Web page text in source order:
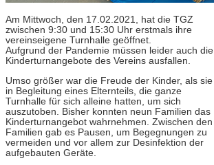
Am Mittwoch, den 17.02.2021, hat die TGZ
zwischen 9:30 und 15:30 Uhr erstmals ihre
vereinseigene Turnhalle geöffnet.
Aufgrund der Pandemie müssen leider auch die
Kinderturnangebote des Vereins ausfallen.
Umso größer war die Freude der Kinder, als sie
in Begleitung eines Elternteils, die ganze
Turnhalle für sich alleine hatten, um sich
auszutoben. Bisher konnten neun Familien das
Kinderturnangebot wahrnehmen. Zwischen den
Familien gab es Pausen, um Begegnungen zu
vermeiden und vor allem zur Desinfektion der
aufgebauten Geräte.